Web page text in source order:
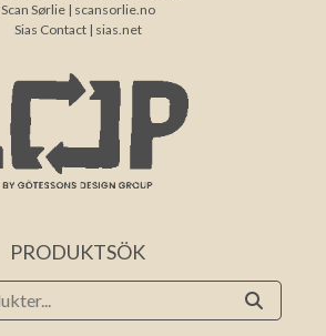
Scan Sørlie | scansorlie.no
Sias Contact | sias.net
PRODUKTSÖK